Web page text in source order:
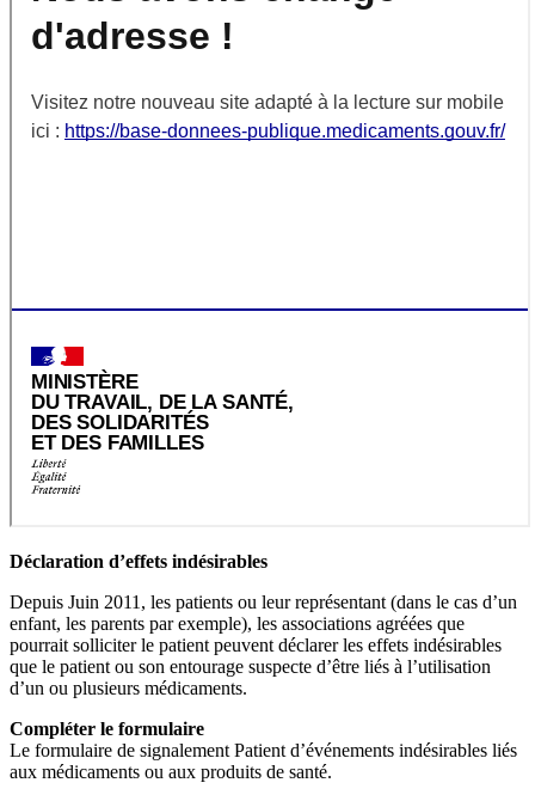
Déclaration d’effets indésirables
Depuis Juin 2011, les patients ou leur représentant (dans le cas d’un
enfant, les parents par exemple), les associations agréées que
pourrait solliciter le patient peuvent déclarer les effets indésirables
que le patient ou son entourage suspecte d’être liés à l’utilisation
d’un ou plusieurs médicaments.
Compléter le formulaire
Le formulaire de signalement Patient d’événements indésirables liés
aux médicaments ou aux produits de santé.